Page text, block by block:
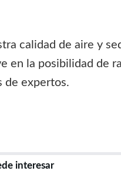
calidad de aire y
en la posibilidad de
de expertos.
interesar